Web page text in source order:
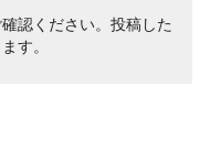
認ください。投稿した
す。